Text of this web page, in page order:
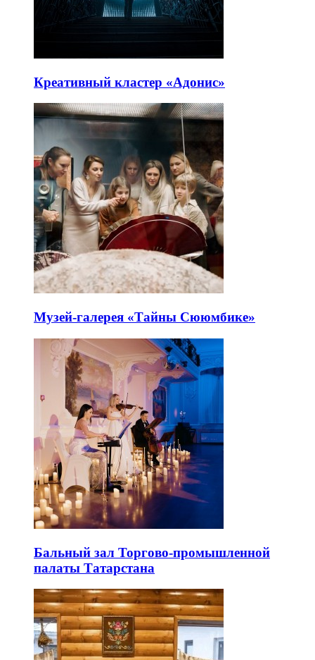
Креативный кластер «Адонис»
Музей-галерея «Тайны Сююмбике»
Бальный зал Торгово-промышленной
палаты Татарстана